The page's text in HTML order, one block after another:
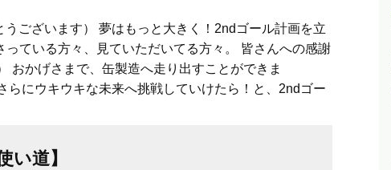
ございます） 夢はもっと大きく！2ndゴール計画を立
ている方々、見ていただいてる方々。 皆さんへの感謝
おかげさまで、缶製造へ走り出すことができま
にウキウキな未来へ挑戦していけたら！と、2ndゴー
い道】